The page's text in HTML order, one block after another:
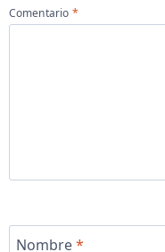
Comentario *
Nombre*